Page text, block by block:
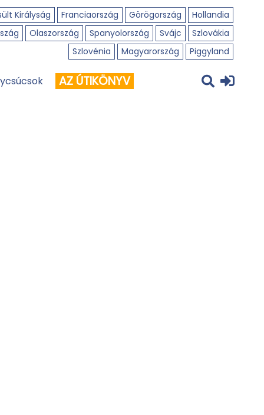
Királyság Franciaország Görögország
Hollandia
Olaszország Spanyolország Svájc
Szlovákia
Szlovénia
Magyarország Piggyland
AZ ÚTIKÖNYV